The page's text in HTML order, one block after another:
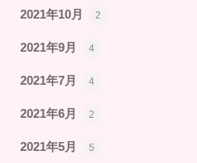
2021年10月 2
2021年9月 4
2021年7月 4
2021年6月 2
2021年5月 5